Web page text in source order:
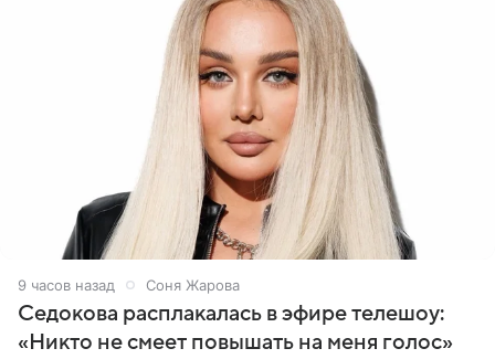
9 часов назад Соня Жарова
Седокова расплакалась в эфире телешоу:
«Никто не смеет повышать на меня голос»